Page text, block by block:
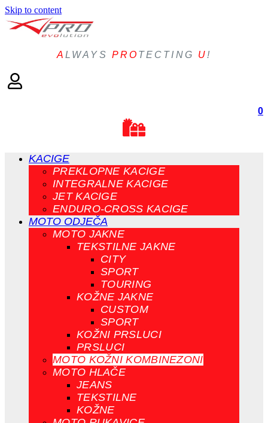
Skip to content
ALWAYS PRO TECTING U!
0
KACIGE
PREKLOPNE KACIGE
INTEGRALNE KACIGE
JET KACIGE
ENDURO-CROSS KACIGE
MOTO ODJEČA
MOTO JAKNE
TEKSTILNE JAKNE
CITY
SPORT
TOURING
KOŽNE JAKNE
CUSTOM
SPORT
KOŽNI PRSLUCI
PRSLUCI
MOTO KOŽNI KOMBINEZONI
MOTO HLAČE
JEANS
TEKSTILNE
KOŽNE